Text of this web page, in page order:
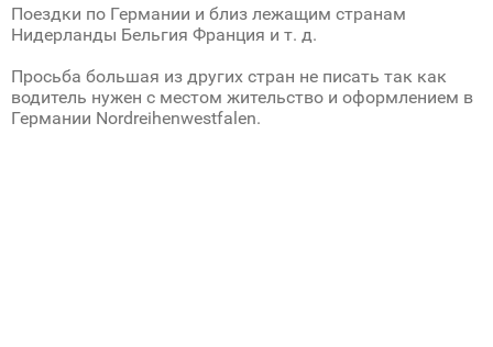
Поездки по Германии и близ лежащим странам
Нидерланды Бельгия Франция и т. д.
Просьба большая из других стран не писать так как
водитель нужен с местом жительство и оформлением в
Германии Nordreihenwestfalen.